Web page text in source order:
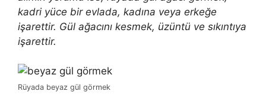
kadri yüce bir evlada, kadına veya erkeğe
işarettir. Gül ağacını kesmek, üzüntü ve sıkıntıya
işarettir.
Rüyada beyaz gül görmek